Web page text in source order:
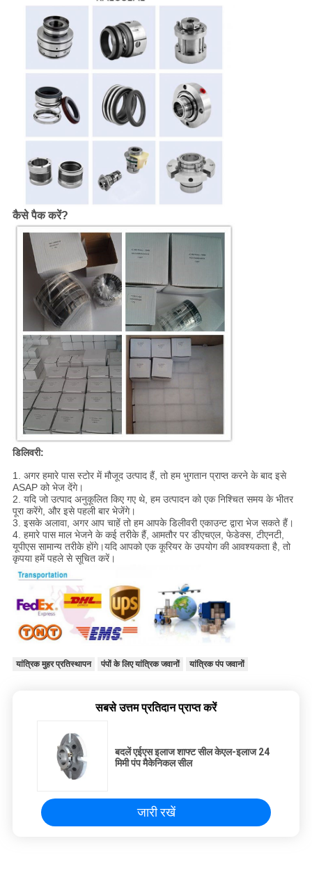
कैसे पैक करें?
डिलिवरी:
1. अगर हमारे पास स्टोर में मौजूद उत्पाद हैं, तो हम भुगतान प्राप्त करने के बाद इसे
ASAP को भेज देंगे।
2. यदि जो उत्पाद अनुकूलित किए गए थे, हम उत्पादन को एक निश्चित समय के भीतर
पूरा करेंगे, और इसे पहली बार भेजेंगे।
3. इसके अलावा, अगर आप चाहें तो हम आपके डिलीवरी एकाउन्ट द्वारा भेज सकते हैं।
4. हमारे पास माल भेजने के कई तरीके हैं, आमतौर पर डीएचएल, फेडेक्स, टीएनटी,
यूपीएस सामान्य तरीके होंगे।यदि आपको एक कूरियर के उपयोग की आवश्यकता है, तो
कृपया हमें पहले से सूचित करें।
यांत्रिक मुहर प्रतिस्थापन पंपों के लिए यांत्रिक जवानों यांत्रिक पंप जवानों
सबसे उत्तम प्रतिदान प्राप्त करें
बदलें एईएस इलाज शाफ्ट सील केएल-इलाज 24
मिमी पंप मैकेनिकल सील
जारी रखें